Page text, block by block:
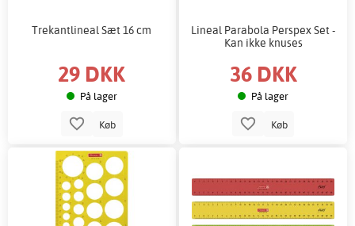
Trekantlineal Sæt 16 cm
29 DKK
På lager
Køb
Lineal Parabola Perspex Set -
Kan ikke knuses
36 DKK
På lager
Køb